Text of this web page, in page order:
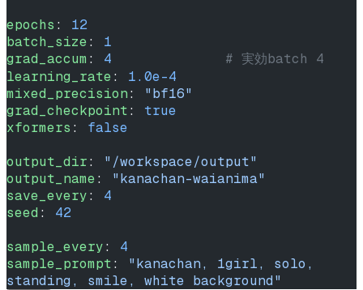
epochs : 12
batch_size: 1
grad_accum : 4
              # 実効batch 4
learning_rate: 1.0e-4
mixed_precision: "bf16"
grad_checkpoint: true
xformers : false
output_dir: "/workspace/output"
output_name: "kanachan-waianima"
save_every: 4
seed : 42
sample_every: 4
sample_prompt: "kanachan, 1girl, solo,
standing, smile, white background"